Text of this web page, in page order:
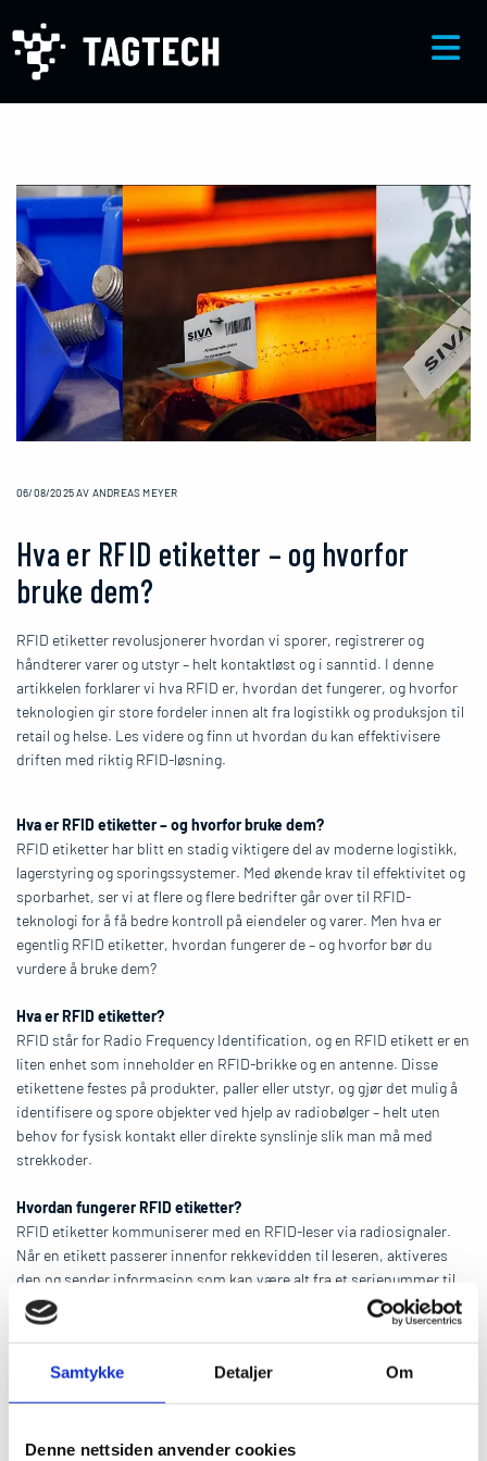
Samtykke Detaljer Om
Denne nettsiden anvender cookies
06/08/2025AV ANDREAS MEYER
Hva er RFID etiketter – og hvorfor
bruke dem?
RFID etiketter revolusjonerer hvordan vi sporer, registrerer og
håndterer varer og utstyr – helt kontaktløst og i sanntid. I denne
artikkelen forklarer vi hva RFID er, hvordan det fungerer, og hvorfor
teknologien gir store fordeler innen alt fra logistikk og produksjon til
retail og helse. Les videre og finn ut hvordan du kan effektivisere
driften med riktig RFID-løsning.
Hva er RFID etiketter – og hvorfor bruke dem?
RFID etiketter har blitt en stadig viktigere del av moderne logistikk,
lagerstyring og sporingssystemer. Med økende krav til effektivitet og
sporbarhet, ser vi at flere og flere bedrifter går over til RFID-
teknologi for å få bedre kontroll på eiendeler og varer. Men hva er
egentlig RFID etiketter, hvordan fungerer de – og hvorfor bør du
vurdere å bruke dem?
Hva er RFID etiketter?
RFID står for Radio Frequency Identification, og en RFID etikett er en
liten enhet som inneholder en RFID-brikke og en antenne. Disse
etikettene festes på produkter, paller eller utstyr, og gjør det mulig å
identifisere og spore objekter ved hjelp av radiobølger – helt uten
behov for fysisk kontakt eller direkte synslinje slik man må med
strekkoder.
Hvordan fungerer RFID etiketter?
RFID etiketter kommuniserer med en RFID-leser via radiosignaler.
Når en etikett passerer innenfor rekkevidden til leseren, aktiveres
den og sender informasjon som kan være alt fra et serienummer til
temperaturdata, produksjonsdato eller annen relevant informasjon.
Dette muliggjør automatisert og rask innsamling av data, som kan
adgangskontroll.
Det finnes mange gode grunner til å ta i bruk RFID etiketter i